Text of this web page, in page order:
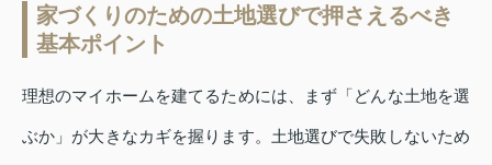
家づくりのための土地選びで押さえるべき
基本ポイント
理想のマイホームを建てるためには、まず「どんな土地を選
ぶか」が大きなカギを握ります。土地選びで失敗しないため